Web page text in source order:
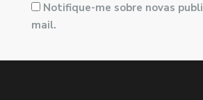
Notifique-me sobre novas
mail.